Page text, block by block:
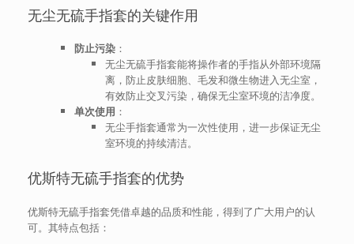
无尘无硫手指套的关键作用
防止污染：
无尘无硫手指套能将操作者的手指从外部环境隔
离，防止皮肤细胞、毛发和微生物进入无尘室，
有效防止交叉污染，确保无尘室环境的洁净度。
单次使用 ：
无尘手指套通常为一次性使用，进一步保证无尘
室环境的持续清洁。
优斯特无硫手指套的优势
优斯特无硫手指套凭借卓越的品质和性能，得到了广大用户的认
可。其特点包括：